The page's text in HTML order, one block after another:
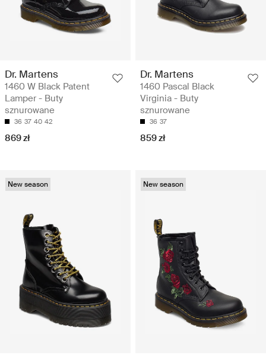
Dr. Martens
1460 W Black Patent
Lamper - Buty
sznurowane
36 37 40 42
869 zł
Dr. Martens
1460 Pascal Black
Virginia - Buty
sznurowane
36 37
859 zł
New season New season